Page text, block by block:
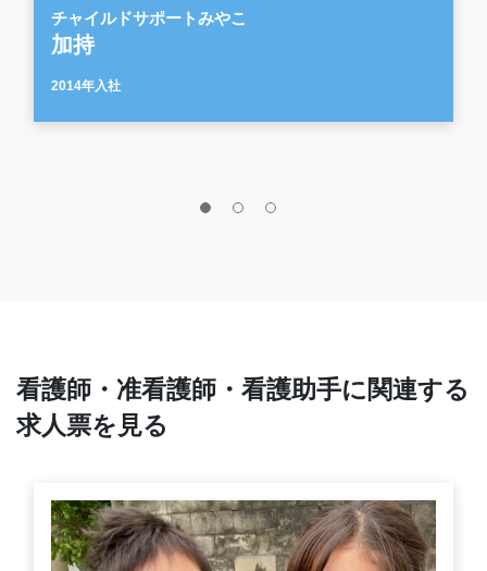
チャイルドサポートみやこ
加持
2014年入社
看護師・准看護師・看護助手に関連する
求人票を見る